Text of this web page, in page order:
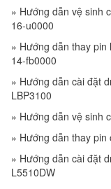
» Hướng dẫn vệ sinh
16-u0000
» Hướng dẫn thay pin
14-fb0000
» Hướng dẫn cài đặt
LBP3100
» Hướng dẫn vệ sinh
» Hướng dẫn thay pin
» Hướng dẫn cài đặt
L5510DW